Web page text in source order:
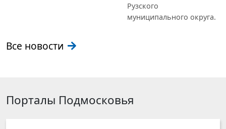
Рузского
муниципального округа.
Все новости
Порталы Подмосковья